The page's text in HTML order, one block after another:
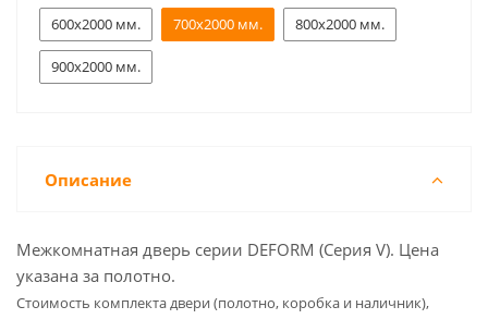
600x2000 мм.
700x2000 мм. 800x2000 мм.
900x2000 мм.
Описание
Межкомнатная дверь серии DEFORM (Серия V). Цена
указана за полотно.
Cтоимость комплекта двери (полотно, коробка и наличник),